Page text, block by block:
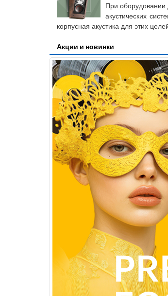
При оборудовании
акустических
корпусная акустика для этих
Акции и новинки